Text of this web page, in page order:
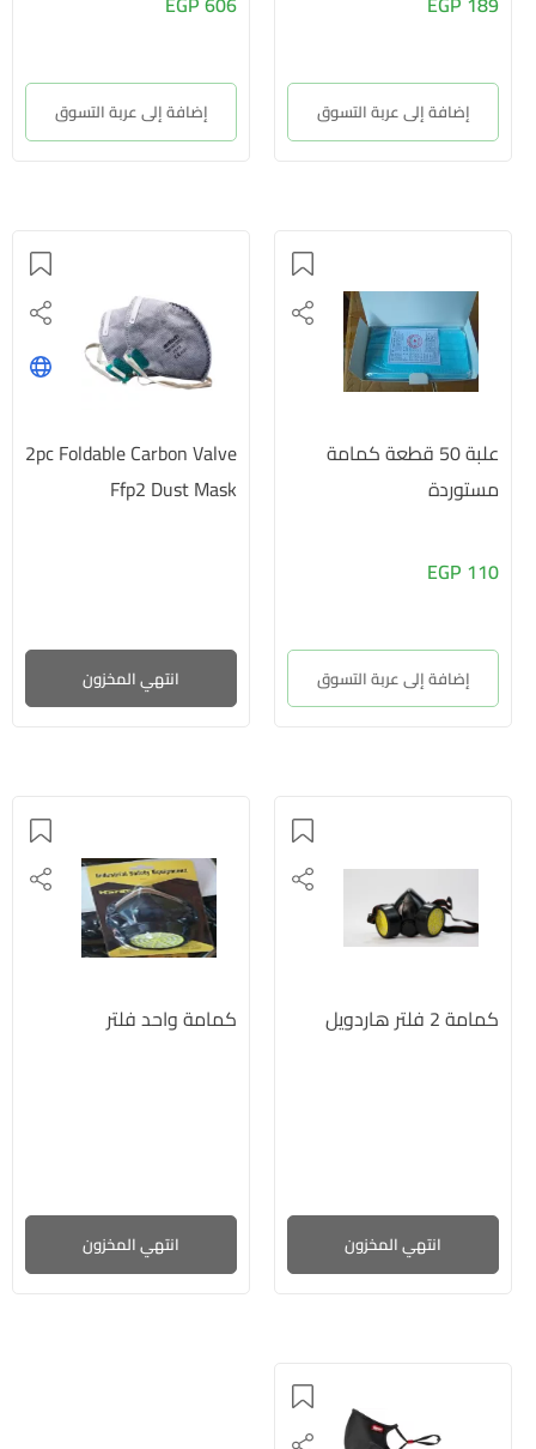
إضافة إلى عربة التسوق إضافة إلى عربة التسوق
علبة 50 قطعة كمامة
مستوردة
110 EGP
إضافة إلى عربة التسوق
2pc Foldable Carbon Valve
Ffp2 Dust Mask
انتهي المخزون
كمامة 2 فلتر هاردويل
انتهي المخزون
كمامة واحد فلتر
انتهي المخزون